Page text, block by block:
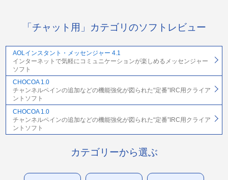
「チャット用」カテゴリのソフトレビュー
AOLインスタント・メッセンジャー 4.1
インターネットで気軽にコミュニケーションが楽しめるメッセンジャー
ソフト
CHOCOA 1.0
チャンネルペインの追加などの機能強化が図られた“定番”IRC用クライア
ントソフト
CHOCOA 1.0
チャンネルペインの追加などの機能強化が図られた“定番”IRC用クライア
ントソフト
カテゴリーから選ぶ